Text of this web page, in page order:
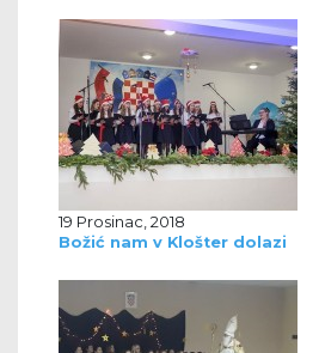
19 Prosinac, 2018
Božić nam v Klošter dolazi